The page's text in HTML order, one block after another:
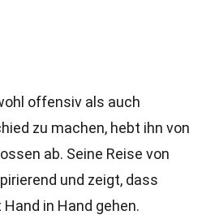
offensiv als auch
zu machen, hebt ihn von
ab. Seine Reise von
und zeigt, dass
in Hand gehen.